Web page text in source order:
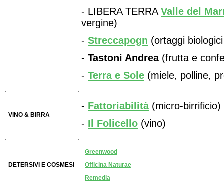
- LIBERA TERRA Valle del
vergine)
- Streccapogn (ortaggi
- Tastoni Andrea(frutta e
- Terra e Sole (miele, polline,
VINO & BIRRA
- Fattoriabilità(micro-birrificio)
- Il Folicello (vino)
DETERSIVI E COSMESI
- Greenwood
- Officina Naturae
- Remedia